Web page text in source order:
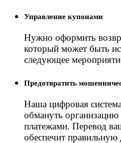
Управление купонами
Нужно оформить
который может быть
следующее
Предотвратить
Наша цифровая
обмануть
платежами. Перевод
обеспечит правильную